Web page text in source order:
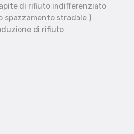
di rifiuto indifferenziato
spazzamento stradale )
di rifiuto